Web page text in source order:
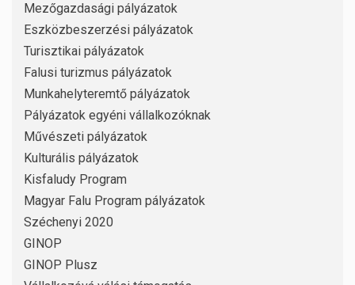
Mezőgazdasági pályázatok
Eszközbeszerzési pályázatok
Turisztikai pályázatok
Falusi turizmus pályázatok
Munkahelyteremtő pályázatok
Pályázatok egyéni vállalkozóknak
Művészeti pályázatok
Kulturális pályázatok
Kisfaludy Program
Magyar Falu Program pályázatok
Széchenyi 2020
GINOP
GINOP Plusz